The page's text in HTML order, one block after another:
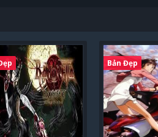
Bản Đẹp